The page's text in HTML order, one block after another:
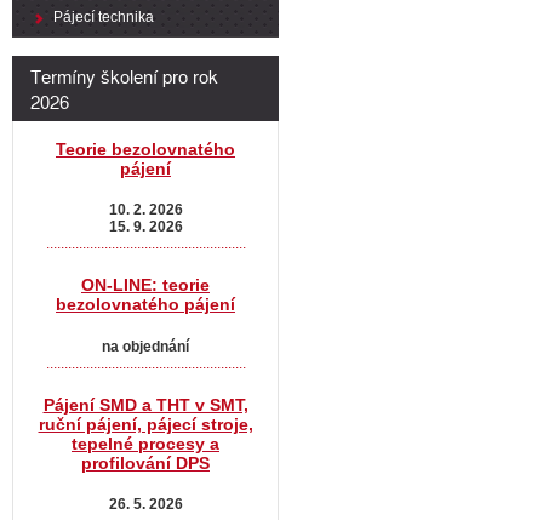
Pájecí technika
Termíny školení pro rok
2026
Teorie bezolovnatého
pájení
10. 2. 2026
15. 9. 2026
.......................................................
ON-LINE: teorie
bezolovnatého pájení
na objednání
Pájení SMD a THT v SMT,
ruční pájení, pájecí stroje,
tepelné procesy a
profilování DPS
26. 5. 2026